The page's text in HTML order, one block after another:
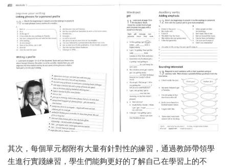
其次，每個單元都附有大量有針對性的練習，通過教師帶領學
生進行實踐練習，學生們能夠更好的了解自己在學習上的不